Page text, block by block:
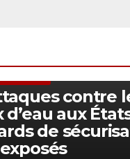
contre
d’eau aux
de